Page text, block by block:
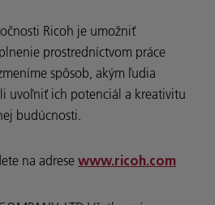
Ricoh je umožniť
prostredníctvom práce
spôsob, akým ľudia
uvoľniť ich potenciál a kreativitu
budúcnosti.
na adrese www.ricoh.com